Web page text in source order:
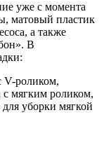
уже с момента
матовый пластик
а также
В
V-роликом,
с мягким роликом,
уборки мягкой